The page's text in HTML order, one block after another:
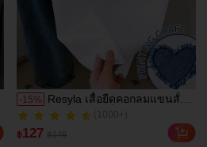
-15%
Resyla เสื้อยืดคอกลมแขนสั้น
ลายหัวใจสีบล็อกลำลองสำหรับ
ผู้หญิง, ฤดูร้อน
(1000+)
300+ ขายแล้ว
฿127